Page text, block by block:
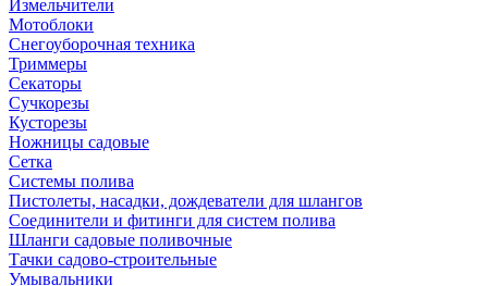
Измельчители
Мотоблоки
Снегоуборочная техника
Триммеры
Секаторы
Сучкорезы
Кусторезы
Ножницы садовые
Сетка
Системы полива
Пистолеты, насадки, дождеватели для шлангов
Соединители и фитинги для систем полива
Шланги садовые поливочные
Тачки садово-строительные
Умывальники